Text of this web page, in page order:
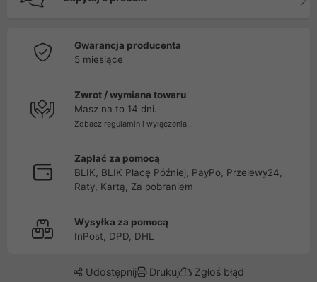
Gwarancja producenta
5 miesiące
Zwrot / wymiana towaru
Masz na to 14 dni.
Zobacz regulamin i wyłączenia...
Zapłać za pomocą
BLIK, BLIK Płacę Później, PayPo, Przelewy24,
Raty, Kartą, Za pobraniem
Wysyłka za pomocą
InPost, DPD, DHL
Udostępnij Drukuj Zgłoś błąd